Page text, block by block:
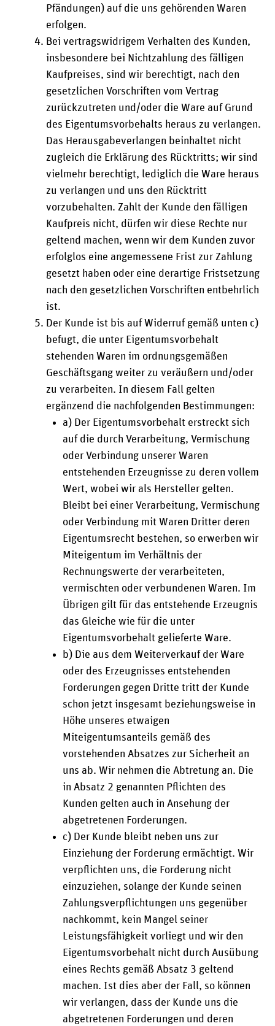
Pfändungen) auf die uns gehörenden Waren
erfolgen.
Bei vertragswidrigem Verhalten des Kunden,
insbesondere bei Nichtzahlung des fälligen
Kaufpreises, sind wir berechtigt, nach den
gesetzlichen Vorschriften vom Vertrag
zurückzutreten und/oder die Ware auf Grund
des Eigentumsvorbehalts heraus zu verlangen.
Das Herausgabeverlangen beinhaltet nicht
zugleich die Erklärung des Rücktritts; wir sind
vielmehr berechtigt, lediglich die Ware heraus
zu verlangen und uns den Rücktritt
vorzubehalten. Zahlt der Kunde den fälligen
Kaufpreis nicht, dürfen wir diese Rechte nur
geltend machen, wenn wir dem Kunden zuvor
erfolglos eine angemessene Frist zur Zahlung
gesetzt haben oder eine derartige Fristsetzung
nach den gesetzlichen Vorschriften entbehrlich
ist.
Der Kunde ist bis auf Widerruf gemäß unten c)
befugt, die unter Eigentumsvorbehalt
stehenden Waren im ordnungsgemäßen
Geschäftsgang weiter zu veräußern und/oder
zu verarbeiten. In diesem Fall gelten
ergänzend die nachfolgenden Bestimmungen:
a) Der Eigentumsvorbehalt erstreckt sich
auf die durch Verarbeitung, Vermischung
oder Verbindung unserer Waren
entstehenden Erzeugnisse zu deren vollem
Wert, wobei wir als Hersteller gelten.
Bleibt bei einer Verarbeitung, Vermischung
oder Verbindung mit Waren Dritter deren
Eigentumsrecht bestehen, so erwerben wir
Miteigentum im Verhältnis der
Rechnungswerte der verarbeiteten,
vermischten oder verbundenen Waren. Im
Übrigen gilt für das entstehende Erzeugnis
das Gleiche wie für die unter
Eigentumsvorbehalt gelieferte Ware.
b) Die aus dem Weiterverkauf der Ware
oder des Erzeugnisses entstehenden
Forderungen gegen Dritte tritt der Kunde
schon jetzt insgesamt beziehungsweise in
Höhe unseres etwaigen
Miteigentumsanteils gemäß des
vorstehenden Absatzes zur Sicherheit an
uns ab. Wir nehmen die Abtretung an. Die
in Absatz 2 genannten Pflichten des
Kunden gelten auch in Ansehung der
abgetretenen Forderungen.
c) Der Kunde bleibt neben uns zur
Einziehung der Forderung ermächtigt. Wir
verpflichten uns, die Forderung nicht
einzuziehen, solange der Kunde seinen
Zahlungsverpflichtungen uns gegenüber
nachkommt, kein Mangel seiner
Leistungsfähigkeit vorliegt und wir den
Eigentumsvorbehalt nicht durch Ausübung
eines Rechts gemäß Absatz 3 geltend
machen. Ist dies aber der Fall, so können
wir verlangen, dass der Kunde uns die
abgetretenen Forderungen und deren